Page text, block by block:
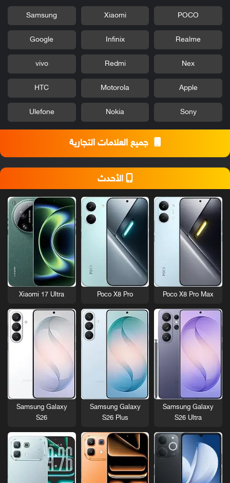
POCO
Xiaomi
Samsung
Realme
Infinix
Google
Nex
Redmi
vivo
Apple
Motorola
HTC
Sony
Nokia
Ulefone
جميع العلامات التجارية
الأحدث
Poco X8 Pro Max
Poco X8 Pro
Xiaomi 17 Ultra
Samsung Galaxy
S26 Ultra
Samsung Galaxy
S26 Plus
Samsung Galaxy
S26